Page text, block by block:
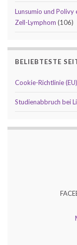
Lunsumio und Polivy
Zell-Lymphom (106)
BELIEBTESTE
Cookie-Richtlinie (EU)
Studienabbruch bei